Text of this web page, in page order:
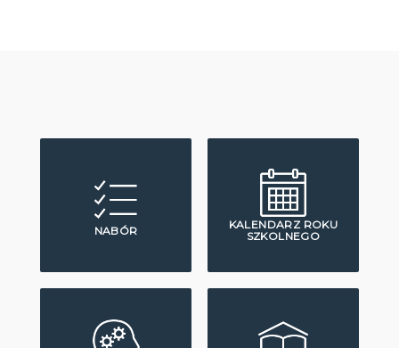
NABÓR
KALENDARZ ROKU
SZKOLNEGO